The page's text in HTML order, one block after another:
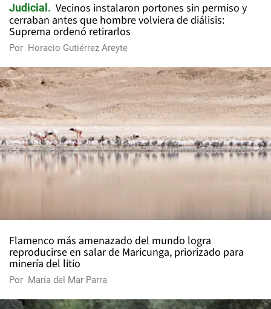
Judicial
Vecinos instalaron portones sin permiso y
cerraban antes que hombre volviera de diálisis:
Suprema ordenó retirarlos
Por Horacio Gutiérrez Areyte
Flamenco más amenazado del mundo logra
reproducirse en salar de Maricunga, priorizado para
minería del litio
Por María del Mar Parra